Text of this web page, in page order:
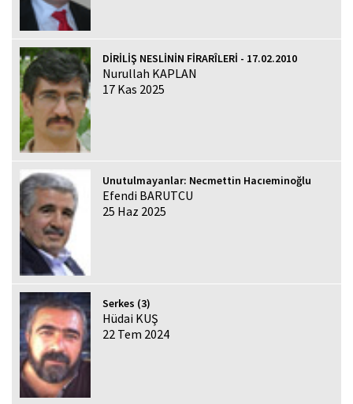
DİRİLİŞ NESLİNİN FİRARÎLERİ - 17.02.2010
Nurullah KAPLAN
17 Kas 2025
Unutulmayanlar: Necmettin Hacıeminoğlu
Efendi BARUTCU
25 Haz 2025
Serkes (3)
Hüdai KUŞ
22 Tem 2024